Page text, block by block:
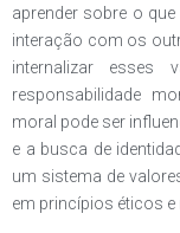
aprender sobre o
interação com os
internalizar esses
responsabilidade
moral pode ser
e a busca de
um sistema de
em princípios éticos e